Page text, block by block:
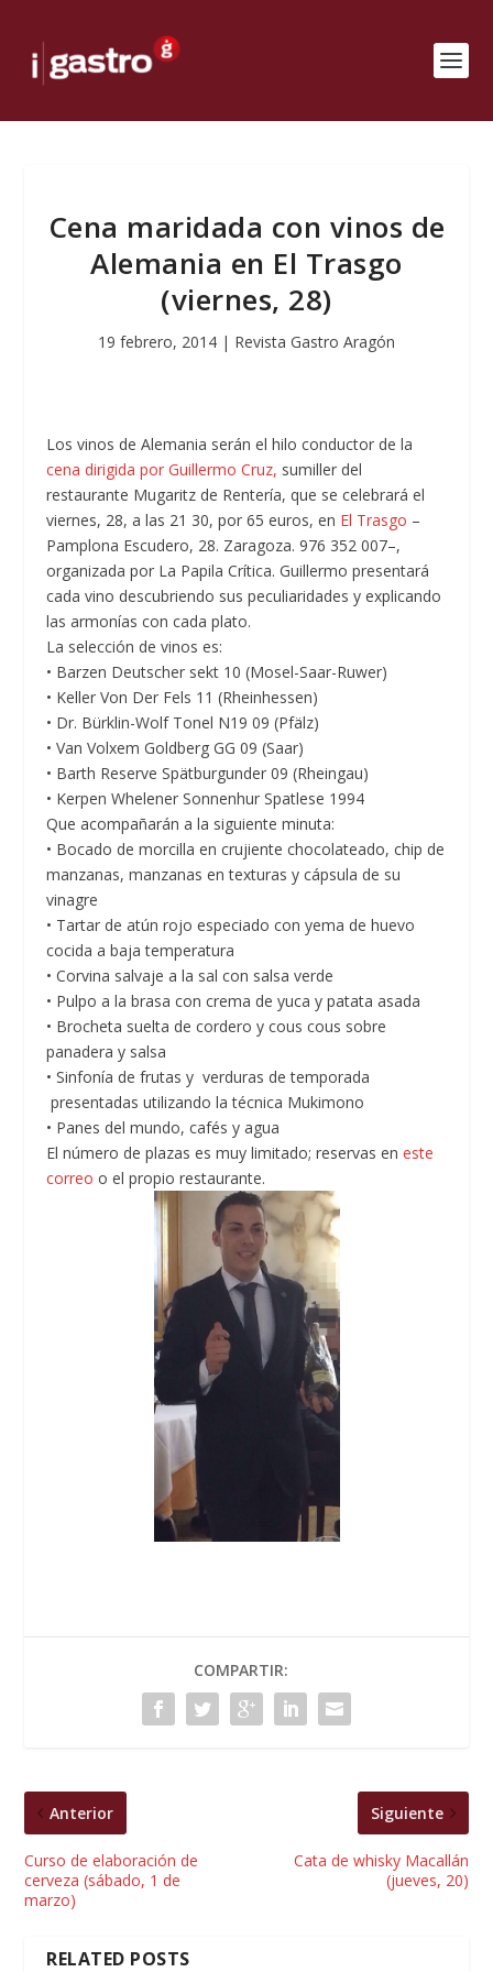
Cena maridada con vinos de
Alemania en El Trasgo
(viernes, 28)
19 febrero, 2014 | Revista Gastro Aragón
Los vinos de Alemania serán el hilo conductor de la
cena dirigida por Guillermo Cruz, sumiller del
restaurante Mugaritz de Rentería, que se celebrará el
viernes, 28, a las 21 30, por 65 euros, en El Trasgo –
Pamplona Escudero, 28. Zaragoza. 976 352 007–,
organizada por La Papila Crítica. Guillermo presentará
cada vino descubriendo sus peculiaridades y explicando
las armonías con cada plato.
La selección de vinos es:
• Barzen Deutscher sekt 10 (Mosel-Saar-Ruwer)
• Keller Von Der Fels 11 (Rheinhessen)
• Dr. Bürklin-Wolf Tonel N19 09 (Pfälz)
• Van Volxem Goldberg GG 09 (Saar)
• Barth Reserve Spätburgunder 09 (Rheingau)
• Kerpen Whelener Sonnenhur Spatlese 1994
Que acompañarán a la siguiente minuta:
• Bocado de morcilla en crujiente chocolateado, chip de
manzanas, manzanas en texturas y cápsula de su
vinagre
• Tartar de atún rojo especiado con yema de huevo
cocida a baja temperatura
• Corvina salvaje a la sal con salsa verde
• Pulpo a la brasa con crema de yuca y patata asada
• Brocheta suelta de cordero y cous cous sobre
panadera y salsa
• Sinfonía de frutas y verduras de temporada
presentadas utilizando la técnica Mukimono
• Panes del mundo, cafés y agua
El número de plazas es muy limitado; reservas eneste
correo o el propio restaurante.
COMPARTIR:
Anterior
Curso de elaboración de
cerveza (sábado, 1 de
marzo)
Siguiente
Cata de whisky Macallán
(jueves, 20)
RELATED POSTS